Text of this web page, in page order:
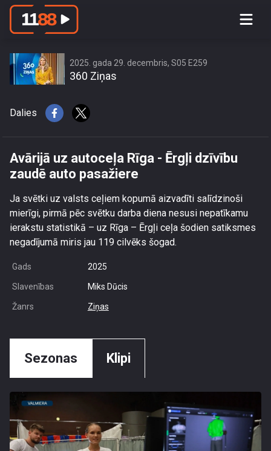
Avārijā uz autoceļa Rīga - Ērgļi dzīvību
2025. gada 29. decembris, S05 E259
360 Ziņas
Dalies
Avārijā uz autoceļa Rīga - Ērgļi dzīvību
zaudē auto pasažiere
Ja svētki uz valsts ceļiem kopumā aizvadīti salīdzinoši
mierīgi, pirmā pēc svētku darba diena nesusi nepatīkamu
ierakstu statistikā – uz Rīga – Ērgļi ceļa šodien satiksmes
negadījumā miris jau 119 cilvēks šogad.
Gads 2025
Slavenības Miks Dūcis
Žanrs Ziņas
Sezonas Klipi